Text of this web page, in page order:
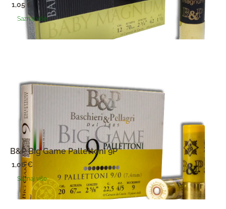
1,05€
Saznaj više
B&P Big Game Pallettoni 9P
1,06€
Saznaj više